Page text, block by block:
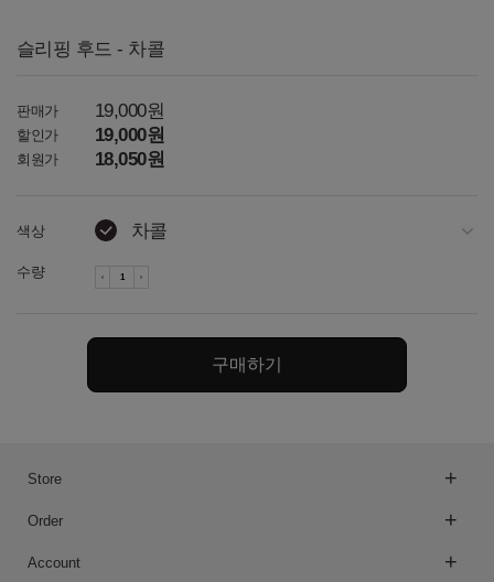
슬리핑 후드 - 차콜
판매가 19,000원
할인가 19,000원
회원가 18,050원
색상
차콜
카키
수량
구매하기
Store
Order
Account